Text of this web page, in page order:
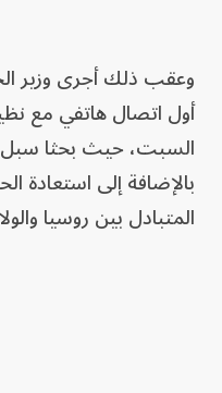
وعقب ذلك أجرى وزير
أول اتصال هاتفي مع
السبت، حيث بحثا سبل
بالإضافة إلى استعادة
المتبادل بين روسيا